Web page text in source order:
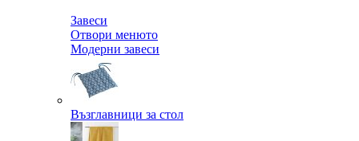
Завеси
Отвори менюто
Модерни завеси
Възглавници за стол